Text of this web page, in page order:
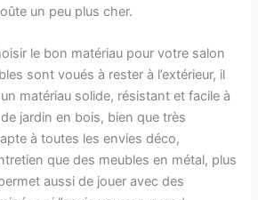
un peu plus cher.
le bon matériau pour votre salon
sont voués à rester à l’extérieur, il
matériau solide, résistant et facile à
jardin en bois, bien que très
à toutes les envies déco,
que des meubles en métal, plus
aussi de jouer avec des